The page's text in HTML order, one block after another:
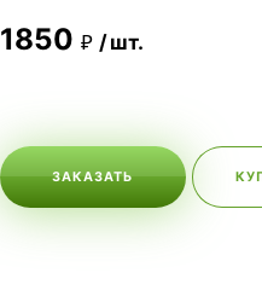
1850 шт.
ЗАКАЗАТЬ